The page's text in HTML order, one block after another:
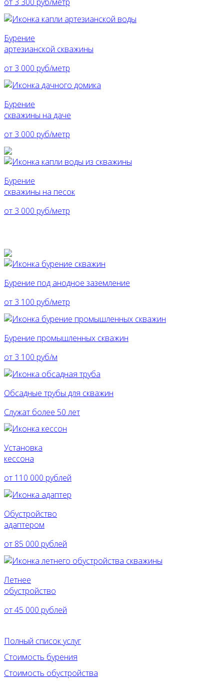
Бурение
артезианской скважины
от 3 000 руб/метр
Бурение
скважины на даче
от 3 000 руб/метр
Бурение
скважины на песок
от 3 000 руб/метр
Бурение под анодное заземление
от 3 100 руб/метр
Бурение промышленных скважин
от 3 100 руб/м
Обсадные трубы для скважин
Служат более 50 лет
Установка
кессона
от 110 000 рублей
Обустройство
адаптером
от 85 000 рублей
Летнее
обустройство
от 45 000 рублей
Полный список услуг
Стоимость бурения
Стоимость обустройства